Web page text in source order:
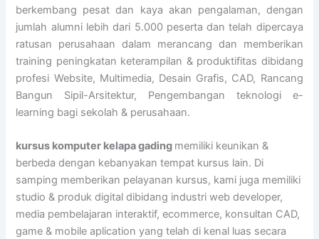
berkembang pesat dan kaya akan pengalaman, dengan
jumlah alumni lebih dari 5.000 peserta dan telah dipercaya
ratusan perusahaan dalam merancang dan memberikan
training peningkatan keterampilan & produktifitas dibidang
profesi Website, Multimedia, Desain Grafis, CAD, Rancang
Bangun Sipil-Arsitektur, Pengembangan teknologi e-
learning bagi sekolah & perusahaan.
kursus komputer kelapa gading memiliki keunikan &
berbeda dengan kebanyakan tempat kursus lain. Di
samping memberikan pelayanan kursus, kami juga memiliki
studio & produk digital dibidang industri web developer,
media pembelajaran interaktif, ecommerce, konsultan CAD,
game & mobile aplication yang telah di kenal luas secara